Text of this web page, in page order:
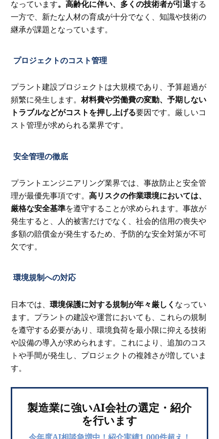
なっています。高齢化に伴い、多くの技術者が引退する
一方で、新たな人材の育成が十分でなく、知識や技術の
継承が課題となっています。
プロジェクトのコスト管理
プラント建設プロジェクトは大規模であり、予算超過が
頻繁に発生します。材料費や労働費の変動、予期しない
トラブルなどがコストを押し上げる要因です。厳しいコ
スト管理が求められる業界です。
安全管理の徹底
プラントエンジニアリング業界では、事故防止と安全管
理が最優先事項です。高リスクの作業環境においては、
厳格な安全基準を遵守することが求められます。事故が
発生すると、人的被害だけでなく、社会的信用の喪失や
多額の賠償金が発生するため、予防的な安全対策が不可
欠です。
環境規制への対応
日本では、環境保護に対する規制が年々厳しく なってい
ます。プラントの建設や運営においても、これらの規制
を遵守する必要があり、環境負荷を最小限に抑える技術
や設備の導入が求められます。これにより、追加のコス
トや手間が発生し、プロジェクトの複雑さが増していま
す。
製造業に強いAI会社の選定・紹介
を行います